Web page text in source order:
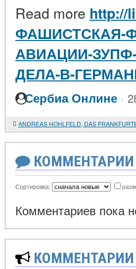
Read more http://
ФАШИСТСКАЯ-
АВИАЦИИ-
ДЕЛА-В-
Сербиа Онлине ·
Сортировка:
Комментариев пока
КОММЕНТАРИИ